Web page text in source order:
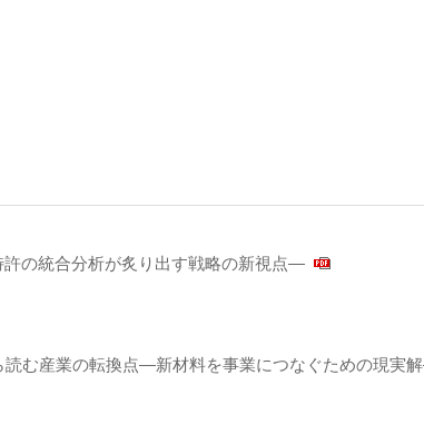
の統合分析が炙り出す戦略の新視点―
読む産業の転換点―新材料を事業につなぐための現実